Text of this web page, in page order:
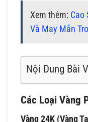
Xem thêm: Cao
Và May Mắn
Nội Dung Bài
Các Loại Vàng
Vàng 24K (Vàng